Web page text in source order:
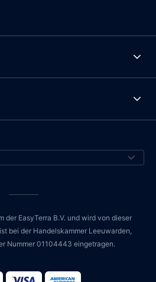
der EasyTerra B.V. und wird von dieser
bei der Handelskammer Leeuwarden,
Nummer 01104443 eingetragen.